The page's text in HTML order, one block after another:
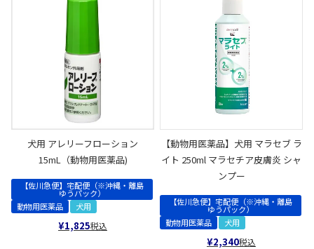
犬用 アレリーフローション
15mL（動物用医薬品)
【佐川急便】宅配便（※沖縄・離島
ゆうパック）
動物用医薬品
犬用
¥1,825税込
【動物用医薬品】犬用 マラセブ ラ
イト 250ml マラセチア皮膚炎 シャ
ンプー
【佐川急便】宅配便（※沖縄・離島
ゆうパック）
動物用医薬品
犬用
¥2,340税込